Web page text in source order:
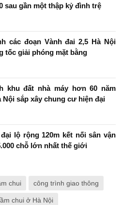
sau gần một thập kỷ đình trệ
các đoạn Vành đai 2,5 Hà Nội
tốc giải phóng mặt bằng
khu đất nhà máy hơn 60 năm
Nội sắp xây chung cư hiện đại
lộ rộng 120m kết nối sân vận
chỗ lớn nhất thế giới
chui công trình giao thông
chui ở Hà Nội